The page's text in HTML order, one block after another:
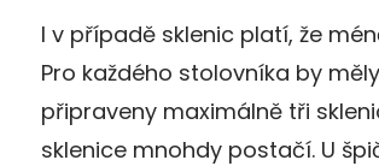
I v případě sklenic platí, že
Pro každého stolovníka by
připraveny maximálně tři
sklenice mnohdy postačí. U